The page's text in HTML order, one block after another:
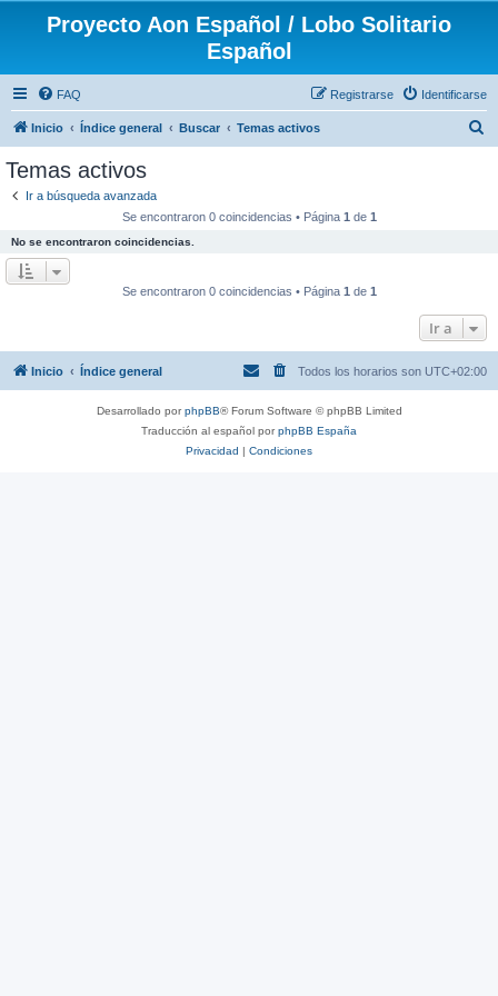
Proyecto Aon Español / Lobo Solitario
Español
FAQ Identificarse
Registrarse
Inicio Índice general Buscar Temas activos
Temas activos
Ir a búsqueda avanzada
Se encontraron 0 coincidencias • Página 1 de 1
No se encontraron coincidencias.
Se encontraron 0 coincidencias • Página 1 de 1
Ir a
Inicio Índice general Todos los horarios son UTC+02:00
Desarrollado porphpBB® Forum Software © phpBB Limited
Traducción al español porphpBB España
Privacidad | Condiciones